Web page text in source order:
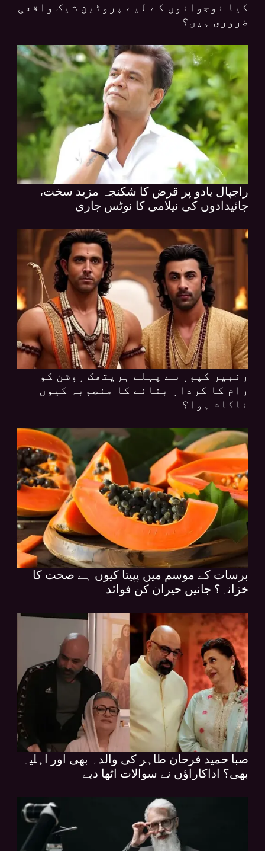
کیا نوجوانوں کے لیے پروٹین شیک واقعی
ضروری ہیں؟
راجپال یادو پر قرض کا شکنجہ مزید سخت،
جائیدادوں کی نیلامی کا نوٹس جاری
رنبیر کپور سے پہلے ہریتھک روشن کو
رام کا کردار بنانے کا منصوبہ کیوں
ناکام ہوا؟
برسات کے موسم میں پپیتا کیوں ہے صحت کا
خزانہ؟ جانیں حیران کن فوائد
صبا حمید فرحان طاہر کی والدہ بھی اور اہلیہ
بھی؟ اداکاراؤں نے سوالات اٹھا دیے